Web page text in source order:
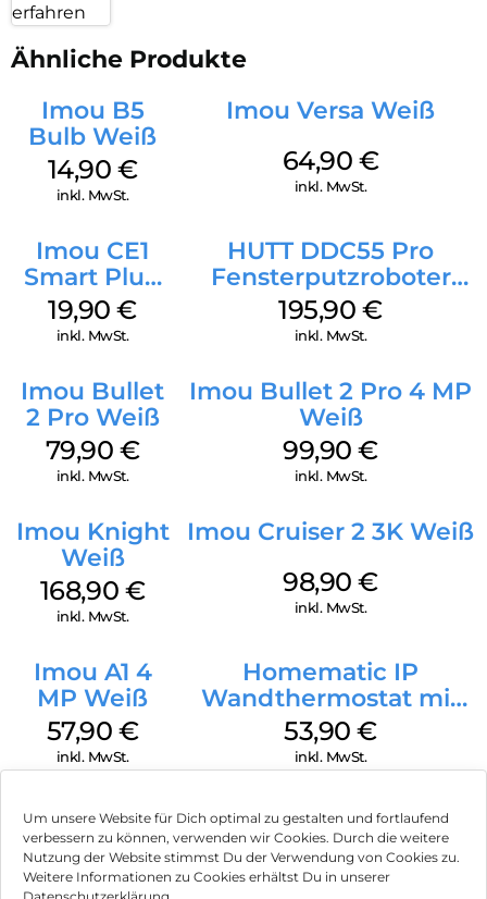
Um unsere Website für Dich optimal zu gestalten und fortlaufend
verbessern zu können, verwenden wir Cookies. Durch die weitere
Nutzung der Website stimmst Du der Verwendung von Cookies zu.
Weitere Informationen zu Cookies erhältst Du in unserer
erfahren
Ähnliche Produkte
Imou B5
Bulb Weiß
14,90 €
inkl. MwSt.
Imou Versa Weiß
64,90 €
inkl. MwSt.
Imou CE1
Smart Plug
2500 W
Weiß
19,90€
inkl. MwSt.
HUTT DDC55 Pro
Fensterputzroboter
Weiß
195,90€
inkl. MwSt.
Imou Bullet
2 Pro Weiß
79,90 €
inkl. MwSt.
Imou Bullet 2 Pro 4 MP
Weiß
99,90€
inkl. MwSt.
Imou Knight
Weiß
168,90 €
inkl. MwSt.
Imou Cruiser 2 3K Weiß
98,90€
inkl. MwSt.
Imou A1 4
MP Weiß
57,90 €
inkl. MwSt.
Homematic IP
Wandthermostat mit
Luftfeuchtigkeitssensor
Weiß
53,90€
inkl. MwSt.
Impressum